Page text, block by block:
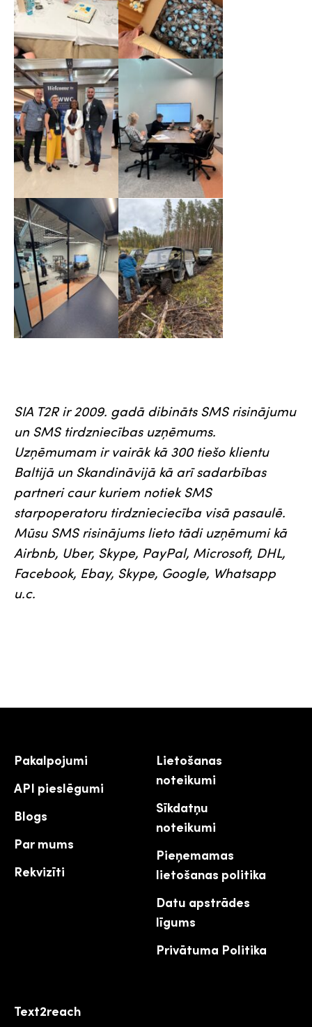
SIA T2R ir 2009. gadā dibināts SMS risinājumu
un SMS tirdzniecības uzņēmums.
Uzņēmumam ir vairāk kā 300 tiešo klientu
Baltijā un Skandināvijā kā arī sadarbības
partneri caur kuriem notiek SMS
starpoperatoru tirdznieciecība visā pasaulē.
Mūsu SMS risinājums lieto tādi uzņēmumi kā
Airbnb, Uber, Skype, PayPal, Microsoft, DHL,
Facebook, Ebay, Skype, Google, Whatsapp
u.c.
Pakalpojumi
API pieslēgumi
Blogs
Par mums
Rekvizīti
Lietošanas
noteikumi
Sīkdatņu
noteikumi
Pieņemamas
lietošanas politika
Datu apstrādes
līgums
Privātuma Politika
Text2reach